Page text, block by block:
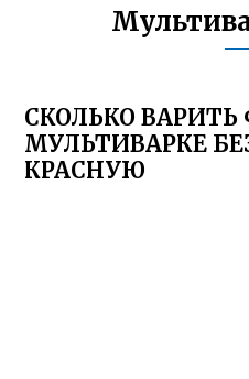
СКОЛЬКО ВАРИТЬ
МУЛЬТИВАРКЕ
КРАСНУЮ